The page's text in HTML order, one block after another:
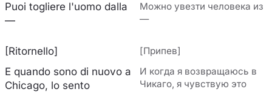
Puoi togliere l'uomo dalla
—
Можно увезти человека из
—
[Ritornello] [Припев]
E quando sono di nuovo a
Chicago, lo sento
И когда я возвращаюсь в
Чикаго, я чувствую это